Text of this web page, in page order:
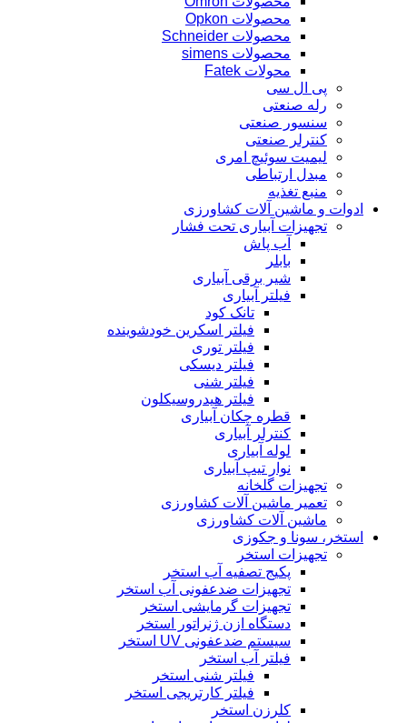
محصولات Opkon
محصولات Schneider
محصولات simens
محولات Fatek
پی ال سی
رله صنعتی
سنسور صنعتی
کنترلر صنعتی
لیمیت سوئیچ امری
مبدل ارتباطی
منبع تغذیه
ادوات و ماشین آلات کشاورزی
تجهیزات آبیاری تحت فشار
آب پاش
بابلر
شیر برقی آبیاری
فیلتر آبیاری
تانک کود
فیلتر اسکرین خودشوینده
فیلتر توری
فیلتر دیسکی
فیلتر شنی
فیلتر هیدروسیکلون
قطره چکان آبیاری
کنترلر آبیاری
لوله آبیاری
نوار تیپ آبیاری
تجهیزات گلخانه
تعمیر ماشین آلات کشاورزی
ماشین آلات کشاورزی
استخر، سونا و جکوزی
تجهیزات استخر
پکیج تصفیه آب استخر
تجهیزات ضدعفونی آب استخر
تجهیزات گرمایشی استخر
دستگاه ازن ژنراتور استخر
سیستم ضدعفونی UV استخر
فیلتر آب استخر
فیلتر شنی استخر
فیلتر کارتریجی استخر
کلرزن استخر